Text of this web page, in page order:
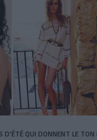
D’ÉTÉ QUI DONNENT LE